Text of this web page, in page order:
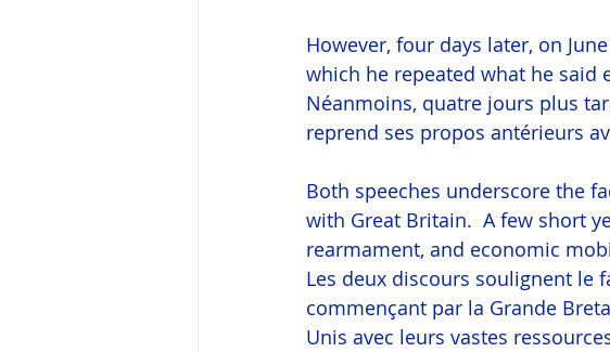
However, four days later, on
which he repeated what he said
Néanmoins, quatre jours plus
reprend ses propos antérieurs
Both speeches underscore the
with Great Britain.  A few short
rearmament, and economic
Les deux discours soulignent le
commençant par la Grande
Unis avec leurs vastes